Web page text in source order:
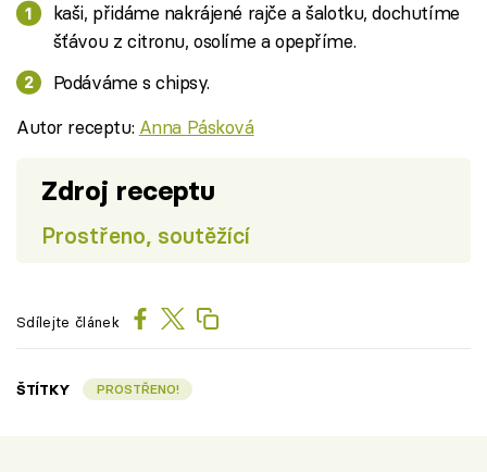
kaši, přidáme nakrájené rajče a šalotku, dochutíme
šťávou z citronu, osolíme a opepříme.
Podáváme s chipsy.
Autor receptu: Anna Pásková
Zdroj receptu
Prostřeno, soutěžící
Sdílejte článek
ŠTÍTKY PROSTŘENO!